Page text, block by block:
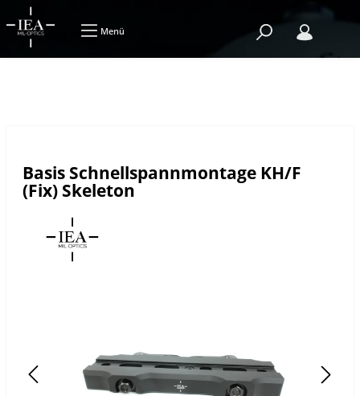
Menü
Basis Schnellspannmontage KH/F
(Fix) Skeleton